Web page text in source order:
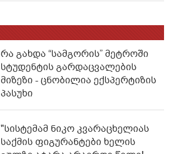
რა გახდა “სამგორის” მეტროში
სტუდენტის გარდაცვალების
მიზეზი - ცნობილია ექსპერტიზის
პასუხი
"სისტემამ ნიკო კვარაცხელიას
საქმის ფიგურანტები ხელის